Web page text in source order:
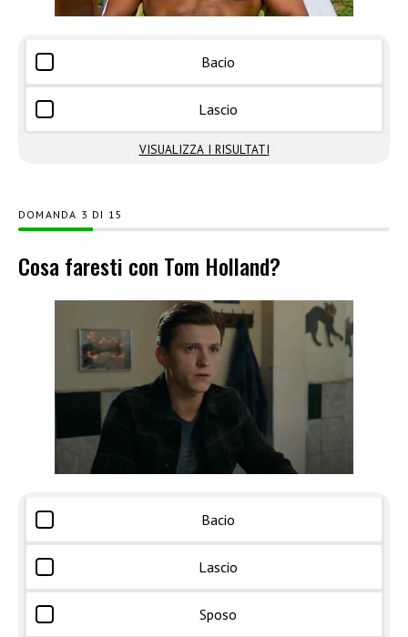
Bacio
Lascio
VISUALIZZA I RISULTATI
DOMANDA DI 15
Cosa faresti con Tom Holland?
Bacio
Lascio
Sposo